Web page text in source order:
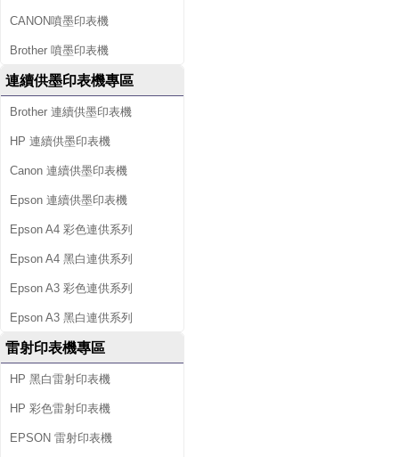
CANON噴墨印表機
Brother 噴墨印表機
連續供墨印表機專區
Brother 連續供墨印表機
HP 連續供墨印表機
Canon 連續供墨印表機
Epson 連續供墨印表機
Epson A4 彩色連供系列
Epson A4 黑白連供系列
Epson A3 彩色連供系列
Epson A3 黑白連供系列
雷射印表機專區
HP 黑白雷射印表機
HP 彩色雷射印表機
EPSON 雷射印表機